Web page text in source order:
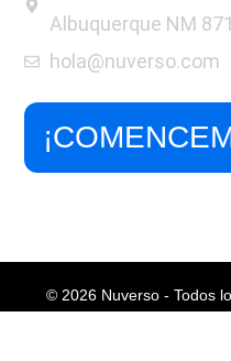
Albuquerque NM
hola@nuverso.com
© 2026 Nuverso - Todos